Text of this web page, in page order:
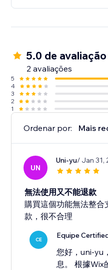
5.0 de
2 avaliações
5
4
3
2
1
Ordenar por: Mais
UN
Uni-yu/ Jan 31,
無法使用又不能退款
購買這個功能無法整合
款，很不合理
CE Equipe
您好，uni-yu
息。 根據Wix